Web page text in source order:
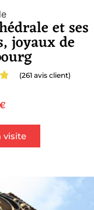
et ses
joyaux de
(261 avis client)
€
visite